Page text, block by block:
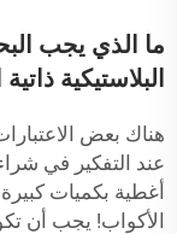
ما الذي يجب
البلاستيكية
هناك بعض
عند التفكير في
أغطية بكميات
الأكواب! يجب أن